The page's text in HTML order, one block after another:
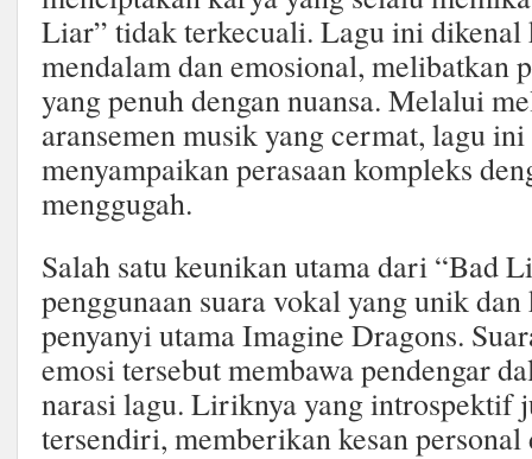
Liar” tidak terkecuali. Lagu ini
mendalam dan emosional, melibatkan
yang penuh dengan nuansa. Melalui
aransemen musik yang cermat, lagu
menyampaikan perasaan kompleks
menggugah.
Salah satu keunikan utama dari “Bad
penggunaan suara vokal yang unik
penyanyi utama Imagine Dragons.
emosi tersebut membawa pendengar
narasi lagu. Liriknya yang introspektif
tersendiri, memberikan kesan personal